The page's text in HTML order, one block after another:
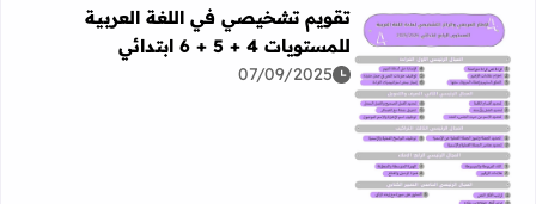
اقرأ المزيد عن تقويم تشخيصي في اللغة العربية للمستويات 4 + 5 + 6 ابتدائي
تقويم تشخيصي في اللغة العربية
للمستويات 4 + 5 + 6 ابتدائي
07/09/2025